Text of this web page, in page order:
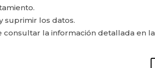
suprimir los datos.
consultar la información detallada en la